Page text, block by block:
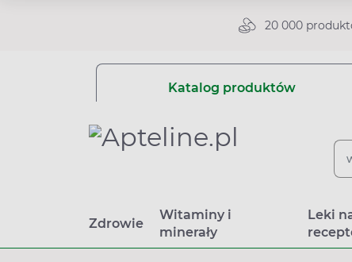
20 000
Katalog produktów
Zdrowie
Witaminy i
minerały
Leki